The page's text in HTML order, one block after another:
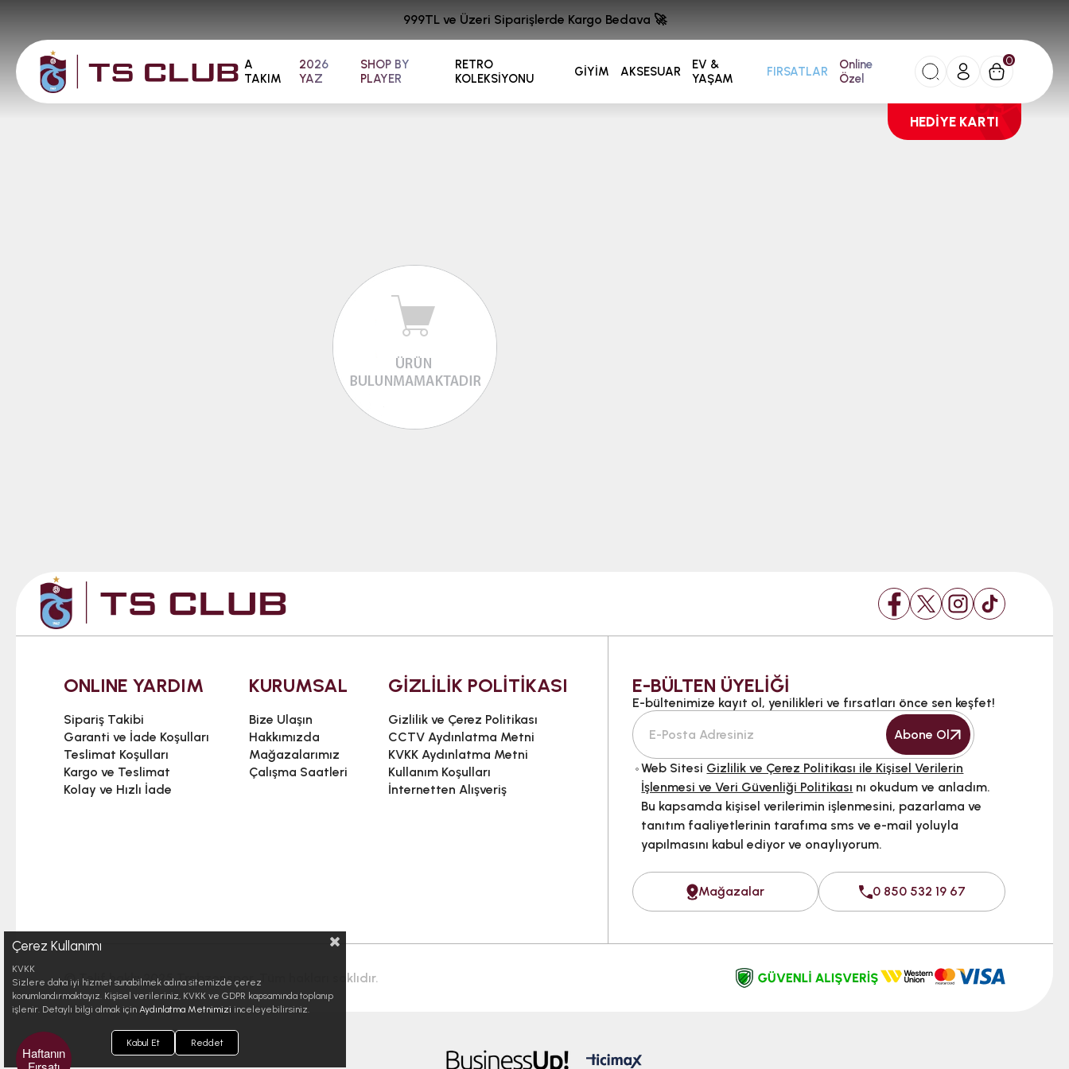
A
TAKIM
2026
YAZ
SHOP BY
PLAYER
RETRO
KOLEKSİYONU
GİYİM AKSESUAR
EV &
YAŞAM
FIRSATLAR
Online
Özel
0
HEDİYE KARTI
999TL ve Üzeri Siparişlerde Kargo Bedava 🚀
ONLINE YARDIM
Sipariş Takibi
Garanti ve İade Koşulları
Teslimat Koşulları
Kargo ve Teslimat
Kolay ve Hızlı İade
KURUMSAL
Bize Ulaşın
Hakkımızda
Mağazalarımız
Çalışma Saatleri
GİZLİLİK POLİTİKASI
Gizlilik ve Çerez Politikası
CCTV Aydınlatma Metni
KVKK Aydınlatma Metni
Kullanım Koşulları
İnternetten Alışveriş
E-BÜLTEN ÜYELİĞİ
E-bültenimize kayıt ol, yenilikleri ve fırsatları önce sen keşfet!
Abone Ol
Web Sitesi Gizlilik ve Çerez Politikası ile Kişisel Verilerin
İşlenmesi ve Veri Güvenliği Politikası nı okudum ve anladım.
Bu kapsamda kişisel verilerimin işlenmesini, pazarlama ve
tanıtım faaliyetlerinin tarafıma sms ve e-mail yoluyla
yapılmasını kabul ediyor ve onaylıyorum.
Mağazalar 0 850 532 19 67
© Telif hakkı 2025 Trabzonspor. Tüm hakları saklıdır.
Çerez Kullanımı
KVKK
Sizlere daha iyi hizmet sunabilmek adına sitemizde çerez
konumlandırmaktayız. Kişisel verileriniz, KVKK ve GDPR kapsamında toplanıp
işlenir. Detaylı bilgi almak için Aydınlatma Metnimizi inceleyebilirsiniz.
Kabul Et Reddet
Haftanın